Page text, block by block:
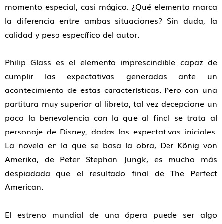
momento especial, casi mágico. ¿Qué elemento marca
la diferencia entre ambas situaciones? Sin duda, la
calidad y peso específico del autor.
Philip Glass es el elemento imprescindible capaz de
cumplir las expectativas generadas ante un
acontecimiento de estas características. Pero con una
partitura muy superior al libreto, tal vez decepcione un
poco la benevolencia con la que al final se trata al
personaje de Disney, dadas las expectativas iniciales.
La novela en la que se basa la obra, Der König von
Amerika, de Peter Stephan Jungk, es mucho más
despiadada que el resultado final de The Perfect
American.
El estreno mundial de una ópera puede ser algo